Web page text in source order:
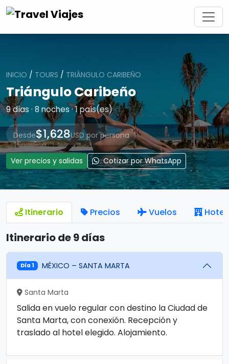
INICIO / TOURS / TRIÁNGULO CARIBEÑO
Triángulo Caribeño
9 días · 8 noches · 1 país(es)
Desde$1,628USD por persona
Ver precios y salidas Cotizar por WhatsApp
Itinerario Precios Vuelos
Itinerario de 9 días
Día 1 MÉXICO – SANTA MARTA
Santa Marta
Salida en vuelo regular con destino la Ciudad de
Santa Marta, con conexión. Recepción y
traslado al hotel elegido. Alojamiento.